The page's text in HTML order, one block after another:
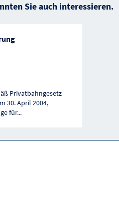
Sie auch interessieren.
Privatbahngesetz
30. April 2004,
für...